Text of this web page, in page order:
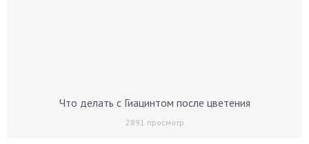
Что делать с Гиацинтом после цветения
2891 просмотр